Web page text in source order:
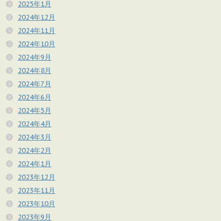
2025年1月
2024年12月
2024年11月
2024年10月
2024年9月
2024年8月
2024年7月
2024年6月
2024年5月
2024年4月
2024年3月
2024年2月
2024年1月
2023年12月
2023年11月
2023年10月
2023年9月